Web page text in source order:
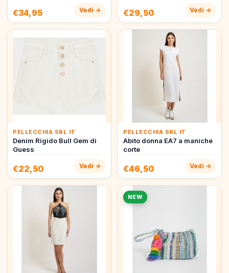
€34,95 Vedi → €29,50 Vedi →
PELLECCHIA SRL IT
Denim Rigido Bull Gem di
Guess
€22,50 Vedi →
PELLECCHIA SRL IT
Abito donna EA7 a maniche
corte
€46,50 Vedi →
NEW